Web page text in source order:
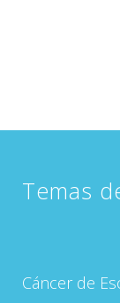
Temas
Cáncer de